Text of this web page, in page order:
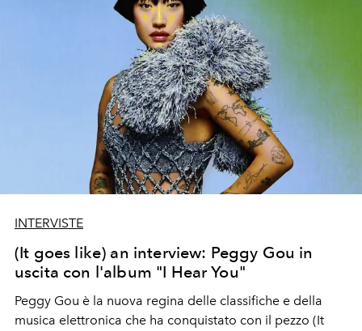
INTERVISTE
(It goes like) an interview: Peggy Gou in
uscita con l'album "I Hear You"
Peggy Gou è la nuova regina delle classifiche e della
musica elettronica che ha conquistato con il pezzo (It